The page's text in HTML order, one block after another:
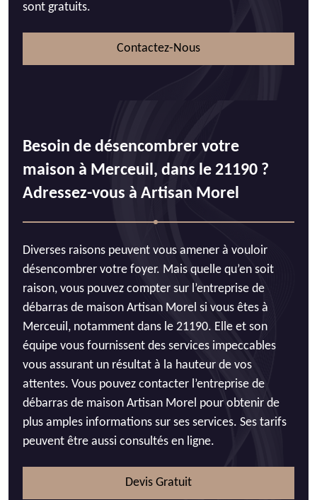
sont gratuits.
Contactez-Nous
Besoin de désencombrer votre
maison à Merceuil, dans le 21190 ?
Adressez-vous à Artisan Morel
Diverses raisons peuvent vous amener à vouloir
désencombrer votre foyer. Mais quelle qu’en soit
raison, vous pouvez compter sur l’entreprise de
débarras de maison Artisan Morel si vous êtes à
Merceuil, notamment dans le 21190. Elle et son
équipe vous fournissent des services impeccables
vous assurant un résultat à la hauteur de vos
attentes. Vous pouvez contacter l’entreprise de
débarras de maison Artisan Morel pour obtenir de
plus amples informations sur ses services. Ses tarifs
peuvent être aussi consultés en ligne.
Devis Gratuit